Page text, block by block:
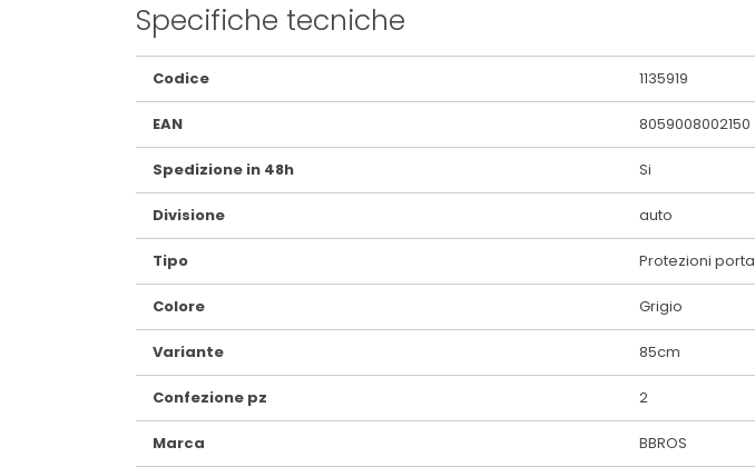
Specifiche tecniche
Maggiori
Informazioni
Codice 1135919
EAN 8059008002150
Spedizione in 48h Si
Divisione auto
Tipo Protezioni porta
Colore Grigio
Variante 85cm
Confezione pz 2
Marca BBROS